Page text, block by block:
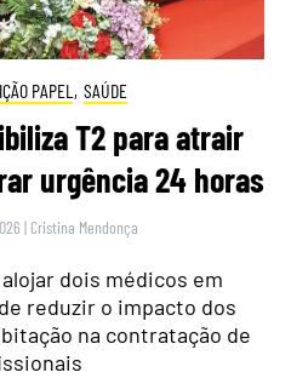
PAPEL , SAÚDE
T2 para atrair
urgência 24 horas
| Cristina Mendonça
dois médicos em
reduzir o impacto dos
na contratação de